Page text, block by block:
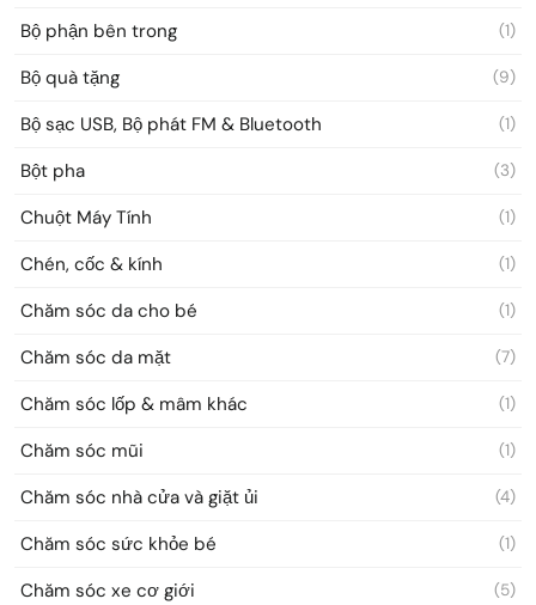
Bộ phận bên trong (1)
Bộ quà tặng (9)
Bộ sạc USB, Bộ phát FM & Bluetooth (1)
Bột pha (3)
Chuột Máy Tính (1)
Chén, cốc & kính (1)
Chăm sóc da cho bé (1)
Chăm sóc da mặt (7)
Chăm sóc lốp & mâm khác (1)
Chăm sóc mũi (1)
Chăm sóc nhà cửa và giặt ủi (4)
Chăm sóc sức khỏe bé (1)
Chăm sóc xe cơ giới (5)